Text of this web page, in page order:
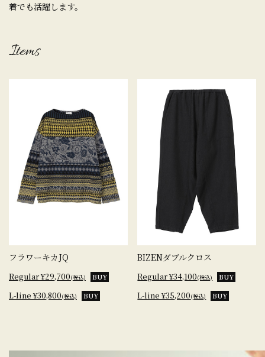
着でも活躍します。
Items
フラワーキカJQ
Regular ¥29,700(税込) BUY
L-line ¥30,800(税込) BUY
BIZENダブルクロス
Regular ¥34,100(税込) BUY
L-line ¥35,200(税込) BUY